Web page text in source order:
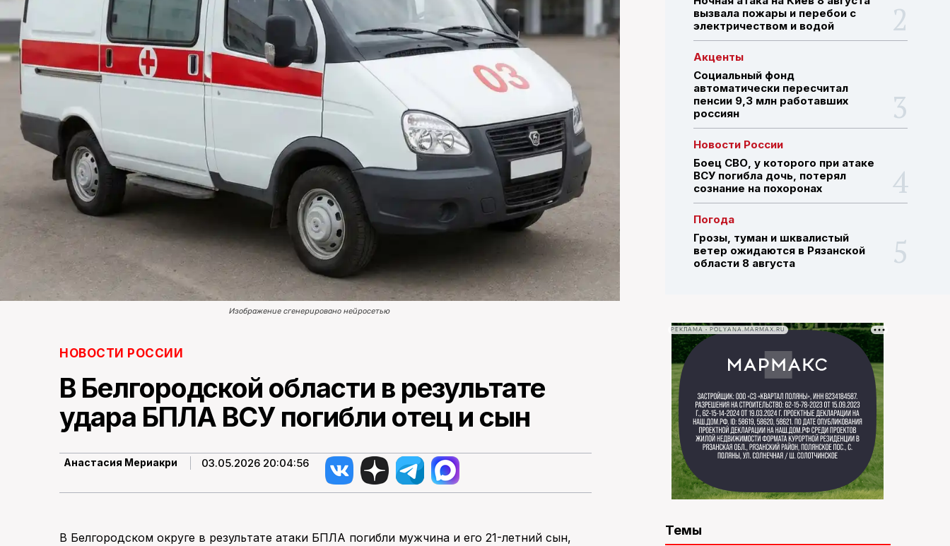
ПОИСК ПО САЙТУ
Изображение сгенерировано нейросетью
НОВОСТИ РОССИИ
В Белгородской области в результате
удара БПЛА ВСУ погибли отец и сын
Анастасия Мериакри 03.05.2026 20:04:56
В Белгородском округе в результате атаки БПЛА погибли мужчина и его 21-летний сын,
вызвала пожары и перебои с
электричеством и водой
Акценты
Социальный фонд
автоматически пересчитал
пенсии 9,3 млн работавших
россиян
Новости России
Боец СВО, у которого при атаке
ВСУ погибла дочь, потерял
сознание на похоронах
Погода
Грозы, туман и шквалистый
ветер ожидаются в Рязанской
области 8 августа
РЕКЛАМА • POLYANA.MARMAX.RU
Темы